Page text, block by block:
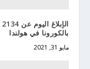
بالكورونا في هولندا
مايو 31, 2021